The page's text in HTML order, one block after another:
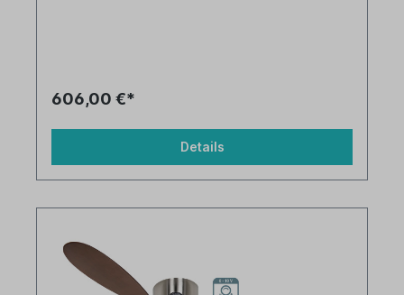
606,00 €*
Details